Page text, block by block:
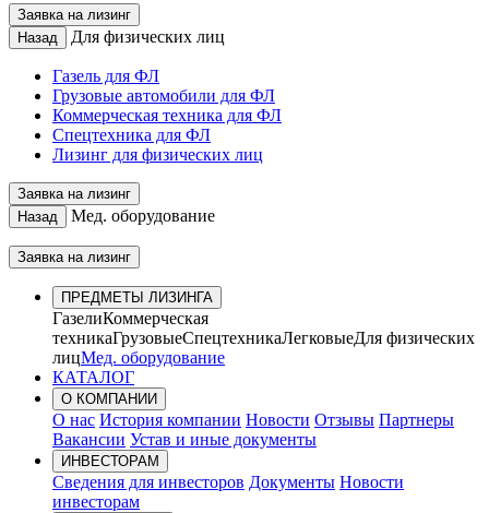
Заявка на лизинг
Назад
Для физических лиц
Газель для ФЛ
Грузовые автомобили для ФЛ
Коммерческая техника для ФЛ
Спецтехника для ФЛ
Лизинг для физических лиц
Заявка на лизинг
Назад
Мед. оборудование
Заявка на лизинг
ПРЕДМЕТЫ ЛИЗИНГА
ГазелиКоммерческая
техникаГрузовыеСпецтехникаЛегковыеДля физических
лицМед. оборудование
КАТАЛОГ
О КОМПАНИИ
О нас История компании Новости Отзывы Партнеры
Вакансии Устав и иные документы
ИНВЕСТОРАМ
Сведения для инвесторов Документы Новости
инвесторам